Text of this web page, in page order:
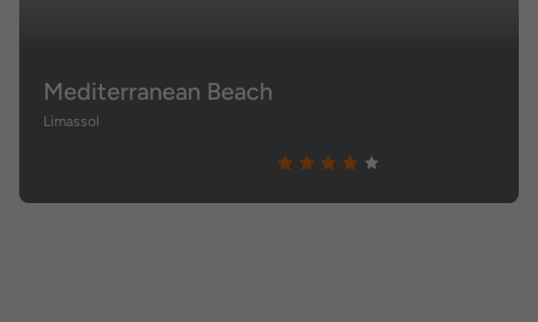
Mediterranean Beach
Limassol